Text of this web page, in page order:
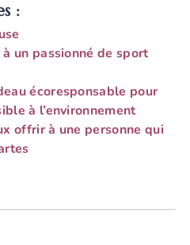
:
un passionné de sport
écoresponsable pour
à l’environnement
offrir à une personne qui